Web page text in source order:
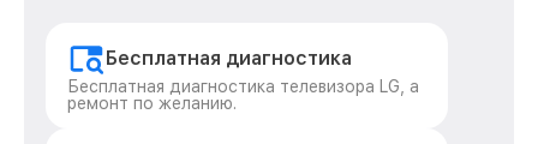
Бесплатная диагностика
Бесплатная диагностика телевизора LG, а
ремонт по желанию.